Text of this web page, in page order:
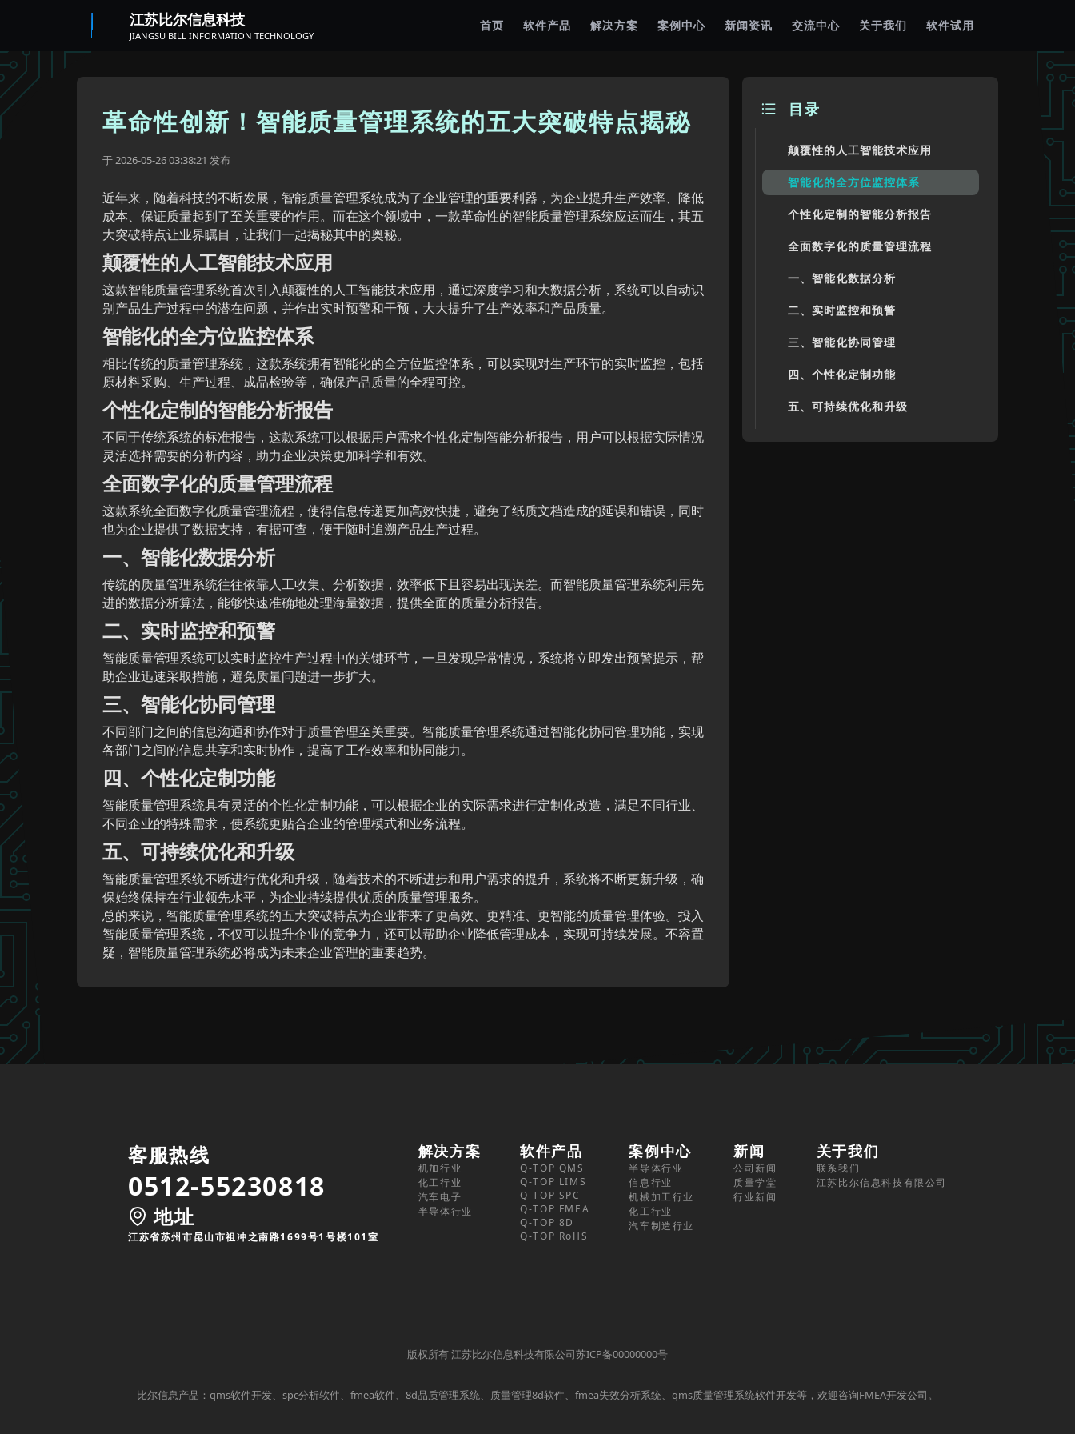
江苏比尔信息科技
JIANGSU BILL INFORMATION TECHNOLOGY
首页 软件产品 解决方案 案例中心 新闻资讯 交流中心 关于我们 软件试用
革命性创新！智能质量管理系统的五大突破特点揭秘
于2026-05-26 03:38:21 发布
近年来，随着科技的不断发展，智能质量管理系统成为了企业管理的重要利器，为企业提升生产效率、降低
成本、保证质量起到了至关重要的作用。而在这个领域中，一款革命性的智能质量管理系统应运而生，其五
大突破特点让业界瞩目，让我们一起揭秘其中的奥秘。
颠覆性的人工智能技术应用
这款智能质量管理系统首次引入颠覆性的人工智能技术应用，通过深度学习和大数据分析，系统可以自动识
别产品生产过程中的潜在问题，并作出实时预警和干预，大大提升了生产效率和产品质量。
智能化的全方位监控体系
相比传统的质量管理系统，这款系统拥有智能化的全方位监控体系，可以实现对生产环节的实时监控，包括
原材料采购、生产过程、成品检验等，确保产品质量的全程可控。
个性化定制的智能分析报告
不同于传统系统的标准报告，这款系统可以根据用户需求个性化定制智能分析报告，用户可以根据实际情况
灵活选择需要的分析内容，助力企业决策更加科学和有效。
全面数字化的质量管理流程
这款系统全面数字化质量管理流程，使得信息传递更加高效快捷，避免了纸质文档造成的延误和错误，同时
也为企业提供了数据支持，有据可查，便于随时追溯产品生产过程。
一、智能化数据分析
传统的质量管理系统往往依靠人工收集、分析数据，效率低下且容易出现误差。而智能质量管理系统利用先
进的数据分析算法，能够快速准确地处理海量数据，提供全面的质量分析报告。
二、实时监控和预警
智能质量管理系统可以实时监控生产过程中的关键环节，一旦发现异常情况，系统将立即发出预警提示，帮
助企业迅速采取措施，避免质量问题进一步扩大。
三、智能化协同管理
不同部门之间的信息沟通和协作对于质量管理至关重要。智能质量管理系统通过智能化协同管理功能，实现
各部门之间的信息共享和实时协作，提高了工作效率和协同能力。
四、个性化定制功能
智能质量管理系统具有灵活的个性化定制功能，可以根据企业的实际需求进行定制化改造，满足不同行业、
不同企业的特殊需求，使系统更贴合企业的管理模式和业务流程。
五、可持续优化和升级
智能质量管理系统不断进行优化和升级，随着技术的不断进步和用户需求的提升，系统将不断更新升级，确
保始终保持在行业领先水平，为企业持续提供优质的质量管理服务。
总的来说，智能质量管理系统的五大突破特点为企业带来了更高效、更精准、更智能的质量管理体验。投入
智能质量管理系统，不仅可以提升企业的竞争力，还可以帮助企业降低管理成本，实现可持续发展。不容置
疑，智能质量管理系统必将成为未来企业管理的重要趋势。
目录
颠覆性的人工智能技术应用
智能化的全方位监控体系
个性化定制的智能分析报告
全面数字化的质量管理流程
一、智能化数据分析
二、实时监控和预警
三、智能化协同管理
四、个性化定制功能
五、可持续优化和升级
客服热线
0512-55230818
地址
江苏省苏州市昆山市祖冲之南路1699号1号楼101室
解决方案
机加行业
化工行业
汽车电子
半导体行业
软件产品
Q-TOP QMS
Q-TOP LIMS
Q-TOP SPC
Q-TOP FMEA
Q-TOP 8D
Q-TOP RoHS
案例中心
半导体行业
信息行业
机械加工行业
化工行业
汽车制造行业
新闻
公司新闻
质量学堂
行业新闻
关于我们
联系我们
江苏比尔信息科技有限公司
版权所有 江苏比尔信息科技有限公司苏ICP备00000000号
比尔信息产品：qms软件开发、spc分析软件、fmea软件、8d品质管理系统、质量管理8d软件、fmea失效分析系统、qms质量管理系统软件开发等，欢迎咨询FMEA开发公司。